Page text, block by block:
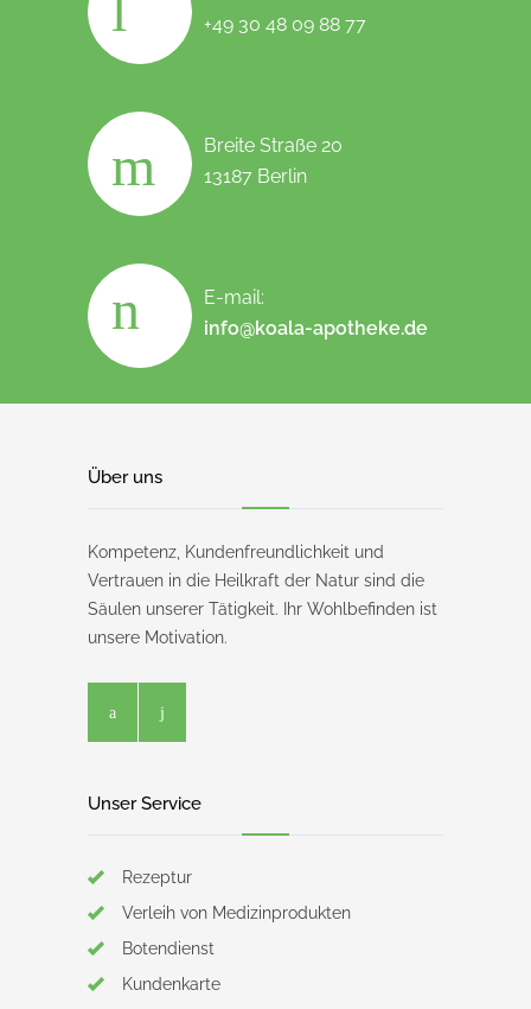
+49 30 48 09 88 77
Breite Straße 20
13187 Berlin
E-mail:
info@koala-apotheke.de
Über uns
Kompetenz, Kundenfreundlichkeit und
Vertrauen in die Heilkraft der Natur sind die
Säulen unserer Tätigkeit. Ihr Wohlbefinden ist
unsere Motivation.
Unser Service
Rezeptur
Verleih von Medizinprodukten
Botendienst
Kundenkarte